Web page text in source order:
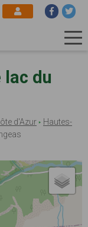
du
d'Azur
Hautes-